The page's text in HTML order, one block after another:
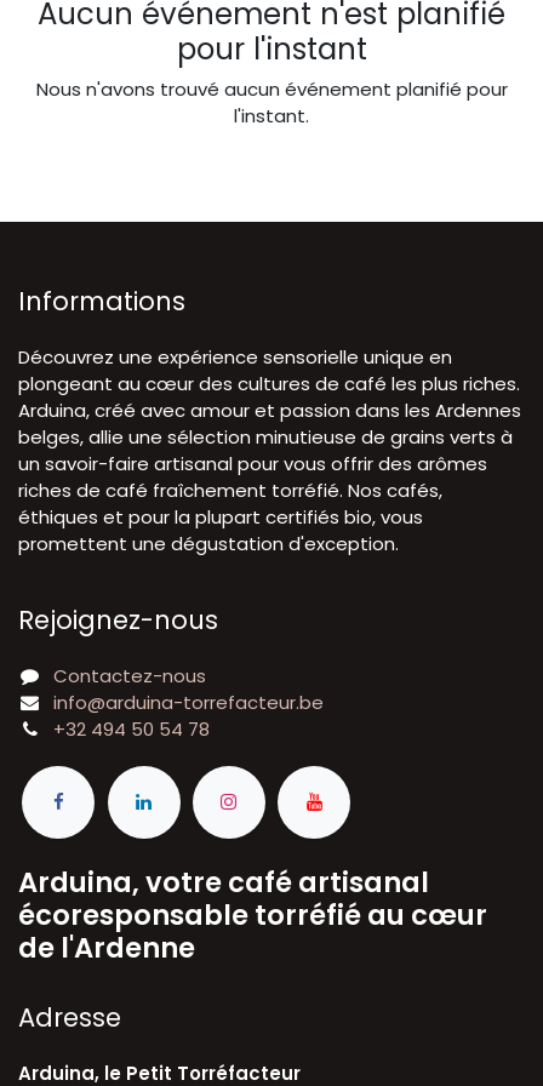
Aucun événement n'est planifié
pour l'instant
Nous n'avons trouvé aucun événement planifié pour
l'instant.
Informations
Découvrez une expérience sensorielle unique en
plongeant au cœur des cultures de café les plus riches.
Arduina, créé avec amour et passion dans les Ardennes
belges, allie une sélection minutieuse de grains verts à
un savoir-faire artisanal pour vous offrir des arômes
riches de café fraîchement torréfié. Nos cafés,
éthiques et pour la plupart certifiés bio, vous
promettent une dégustation d'exception.
Rejoignez-nous
Contactez-nous
info@arduina-torrefacteur.be
+32 494 50 54 78
Arduina, votre café artisanal
écoresponsable torréfié au cœur
de l'Ardenne
A​dresse
Arduina, le Petit Torréfacteur